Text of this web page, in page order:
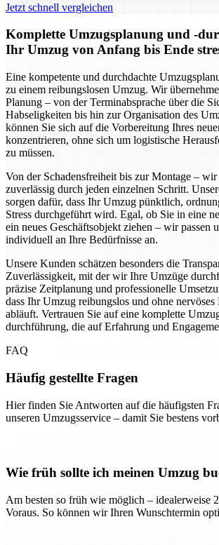
Jetzt schnell vergleichen
Komplette Umzugsplanung und -
Ihr Umzug von Anfang bis Ende
Eine kompetente und durchdachte
zu einem reibungslosen Umzug. Wir
Planung – von der Terminabsprache über die
Habseligkeiten bis hin zur Organisation des
können Sie sich auf die Vorbereitung Ihres
konzentrieren, ohne sich um logistische
zu müssen.
Von der Schadensfreiheit bis zur Montage –
zuverlässig durch jeden einzelnen Schritt.
sorgen dafür, dass Ihr Umzug pünktlich,
Stress durchgeführt wird. Egal, ob Sie in eine
ein neues Geschäftsobjekt ziehen – wir passen
individuell an Ihre Bedürfnisse an.
Unsere Kunden schätzen besonders die
Zuverlässigkeit, mit der wir Ihre Umzüge
präzise Zeitplanung und professionelle
dass Ihr Umzug reibungslos und ohne nervöses
abläuft. Vertrauen Sie auf eine komplette
durchführung, die auf Erfahrung und
FAQ
Häufig gestellte Fragen
Hier finden Sie Antworten auf die häufigsten
unseren Umzugsservice – damit Sie bestens
Wie früh sollte ich meinen Umzug
Am besten so früh wie möglich – idealerweise
Voraus. So können wir Ihren Wunschtermin